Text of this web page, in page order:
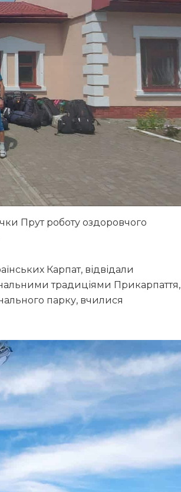
Прут роботу оздоровчого
Карпат, відвідали
традиціями Прикарпаття,
парку, вчилися